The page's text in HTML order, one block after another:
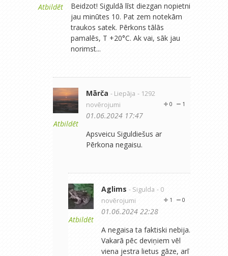
Atbildēt
Beidzot! Siguldā līst diezgan nopietni
jau minūtes 10. Pat zem notekām
traukos satek. Pērkons tālās
pamalēs, T +20°C. Ak vai, sāk jau
norimst...
Atbildēt
Mārča - Liepāja - 1292
novērojumi
1
0
01.06.2024 17:47
Apsveicu Siguldiešus ar
Pērkona negaisu.
Atbildēt
Aglims - Sigulda - 0
novērojumi
0
1
01.06.2024 22:28
A negaisa ta faktiski nebija.
Vakarā pēc deviņiem vēl
viena jestra lietus gāze, arī